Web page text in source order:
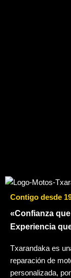
Contigo desde
«Confianza
Experiencia
Txarandaka es
reparación de
personalizada,